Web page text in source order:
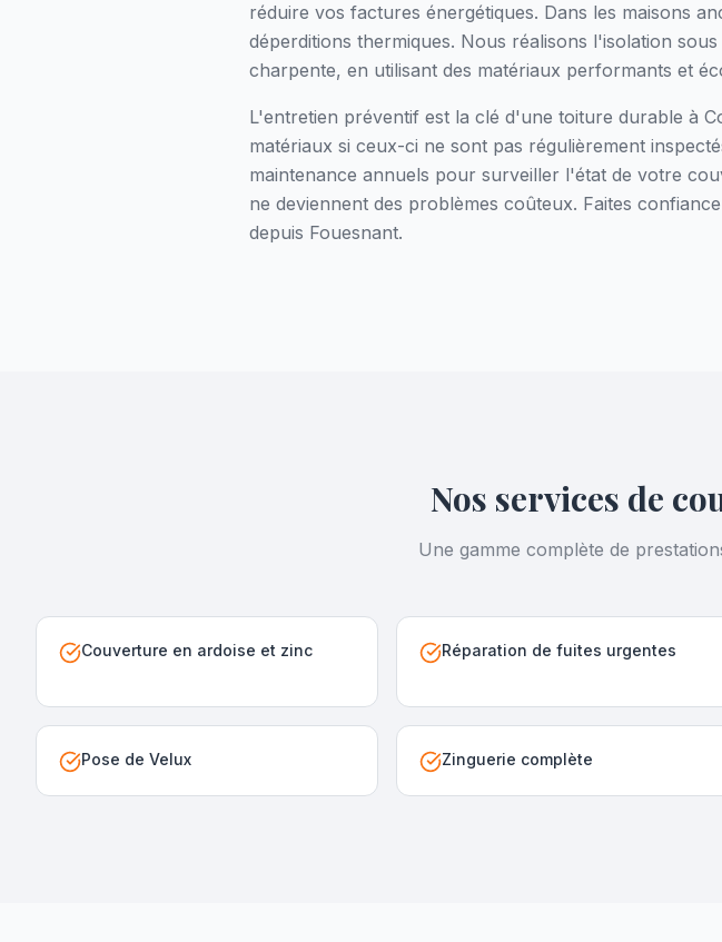
réduire vos factures énergétiques. Dans les maisons
déperditions thermiques. Nous réalisons l'isolation
charpente, en utilisant des matériaux performants et
L'entretien préventif est la clé d'une toiture durable à
matériaux si ceux-ci ne sont pas régulièrement
maintenance annuels pour surveiller l'état de votre
ne deviennent des problèmes coûteux. Faites
depuis Fouesnant.
Nos services de
Une gamme complète de
Couverture en ardoise et zinc Réparation de fuites urgentes
Pose de Velux Zinguerie complète